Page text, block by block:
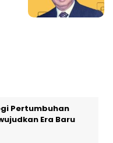
Pertumbuhan
Era Baru